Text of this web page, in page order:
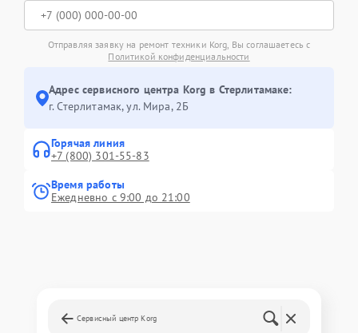
Отправляя заявку на ремонт техники Korg, Вы соглашаетесь с
Политикой конфиденциальности
Адрес сервисного центра Korg в Стерлитамаке:
г. Стерлитамак, ул. Мира, 2Б
Горячая линия
+7 (800) 301-55-83
Время работы
Ежедневно с 9:00 до 21:00
Сервисный центр Korg